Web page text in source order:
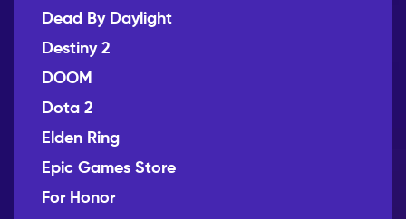
Dead By Daylight
Destiny 2
DOOM
Dota 2
Elden Ring
Epic Games Store
For Honor